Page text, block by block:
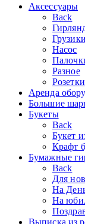
Аксессуары
Back
Грузики
Насос
Разное
Розетки
Аренда
Большие
Букеты
Back
Букет
Крафт
Бумажные
Back
Для
На
На
Выписка из